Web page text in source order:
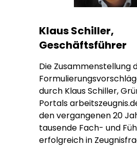
Klaus Schiller,
Geschäftsführer
Die Zusammenstellung
durch Klaus Schiller,
Portals
den vergangenen 20
tausende Fach- und
erfolgreich in